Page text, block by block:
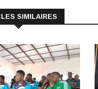
SIMILAIRES